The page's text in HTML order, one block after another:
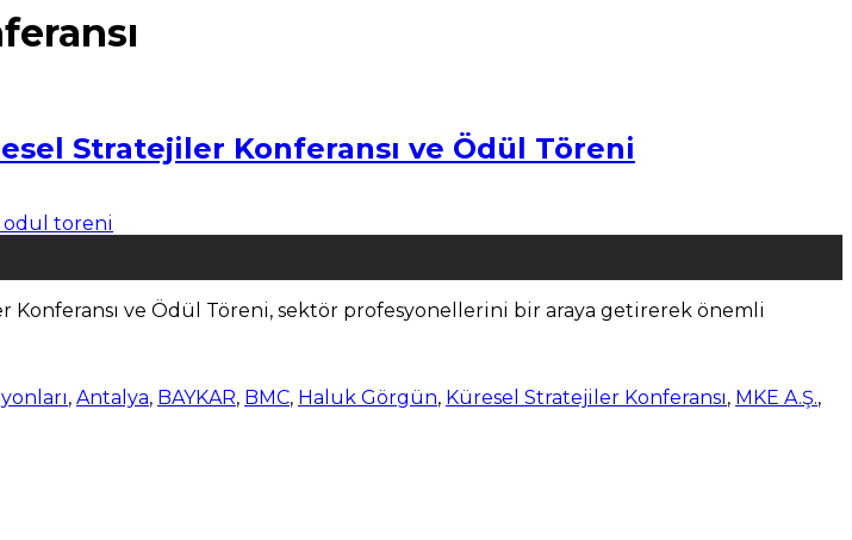
Stratejiler Konferansı ve Ödül Töreni
Konferansı ve Ödül Töreni, sektör profesyonellerini bir araya getirerek önemli
, Antalya, BAYKAR, BMC, Haluk Görgün, Küresel Stratejiler Konferansı, MKE A.Ş.,